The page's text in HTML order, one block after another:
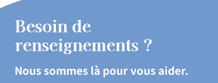
Besoin de
renseignements ?
Nous sommes là pour vous aider.